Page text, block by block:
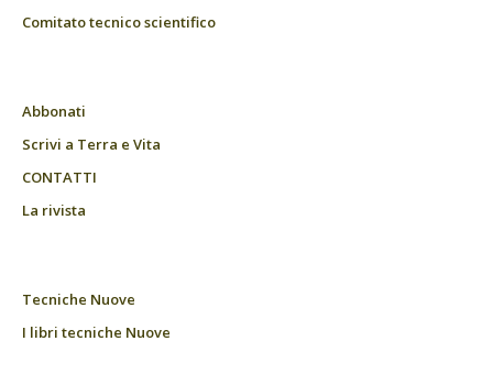
Comitato tecnico scientifico
Abbonati
Scrivi a Terra e Vita
CONTATTI
La rivista
Tecniche Nuove
I libri tecniche Nuove